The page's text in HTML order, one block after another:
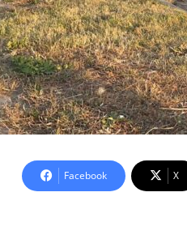
Facebook X